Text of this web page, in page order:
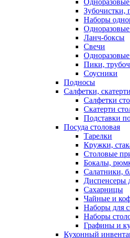
Зубочистки,
Наборы
Ланч-боксы
Свечи
Пики,
Соусники
Подносы
Салфетки, скатерти
Салфетки
Скатерти
Подставки
Посуда столовая
Тарелки
Кружки,
Столовые
Бокалы,
Салатники,
Диспенсеры
Сахарницы
Чайные и
Наборы для
Наборы
Графины и
Кухонный